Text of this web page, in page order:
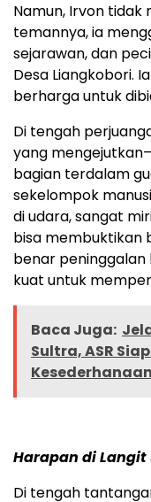
Namun, Irvon
temannya, ia
sejarawan, dan
Desa Liangkobori.
berharga untuk
Di tengah
yang
bagian terdalam
sekelompok
di udara, sangat
bisa membuktikan
benar peninggalan
kuat untuk
Baca Juga:
Sultra, ASR
Kesederhanaan
Harapan di Langit
Di tengah